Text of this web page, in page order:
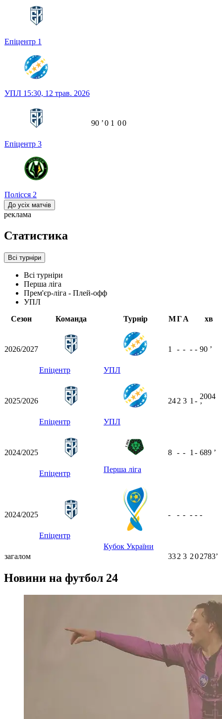
Епіцентр 1
УПЛ 15:30, 12 трав. 2026
Епіцентр 3
Полісся 2
90 ʼ0 1 00
До усіх матчів
реклама
Статистика
Всі турніри
Всі турніри
Перша ліга
Прем'єр-ліга - Плей-офф
УПЛ
Сезон
Команда Турнір МГА хв
2026/2027
Епіцентр УПЛ
1 - - - - 90 ʼ
2025/2026
Епіцентр УПЛ
242 3 1 -
2004
ʼ
2024/2025
Епіцентр Перша ліга
8 - - 1 - 689 ʼ
2024/2025
Епіцентр
Кубок України
- - - - - -
загалом 332 3 202783ʼ
Новини на футбол 24